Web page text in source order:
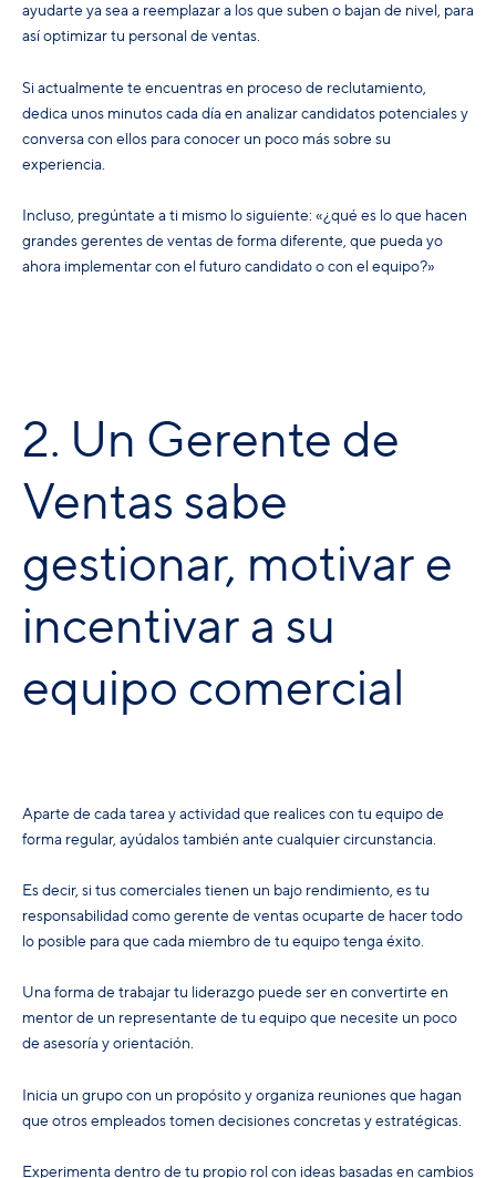
ayudarte ya sea a reemplazar a los que suben o bajan de nivel, para
así optimizar tu personal de ventas.
Si actualmente te encuentras en proceso de reclutamiento,
dedica unos minutos cada día en analizar candidatos potenciales y
conversa con ellos para conocer un poco más sobre su
experiencia.
Incluso, pregúntate a ti mismo lo siguiente: «¿qué es lo que hacen
grandes gerentes de ventas de forma diferente, que pueda yo
ahora implementar con el futuro candidato o con el equipo?»
2. Un Gerente de
Ventas sabe
gestionar, motivar e
incentivar a su
equipo comercial
Aparte de cada tarea y actividad que realices con tu equipo de
forma regular, ayúdalos también ante cualquier circunstancia.
Es decir, si tus comerciales tienen un bajo rendimiento, es tu
responsabilidad como gerente de ventas ocuparte de hacer todo
lo posible para que cada miembro de tu equipo tenga éxito.
Una forma de trabajar tu liderazgo puede ser en convertirte en
mentor de un representante de tu equipo que necesite un poco
de asesoría y orientación.
Inicia un grupo con un propósito y organiza reuniones que hagan
que otros empleados tomen decisiones concretas y estratégicas.
Experimenta dentro de tu propio rol con ideas basadas en cambios